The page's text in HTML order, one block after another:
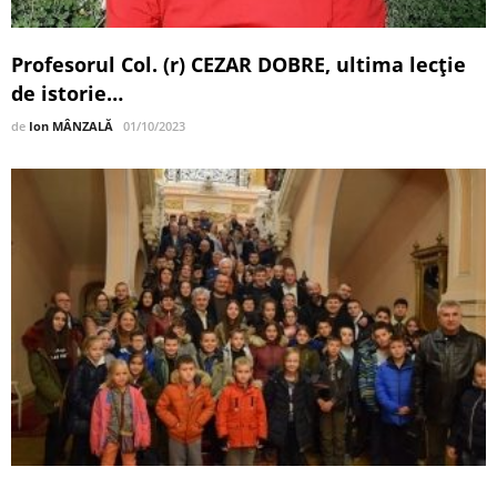
Profesorul Col. (r) CEZAR DOBRE, ultima lecţie
de istorie…
de Ion MÂNZALĂ 01/10/2023